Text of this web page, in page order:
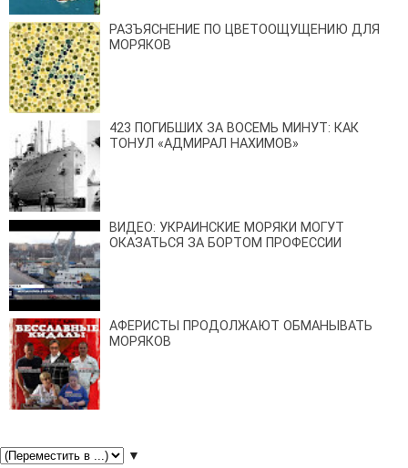
РАЗЪЯСНЕНИЕ ПО ЦВЕТООЩУЩЕНИЮ ДЛЯ
МОРЯКОВ
423 ПОГИБШИХ ЗА ВОСЕМЬ МИНУТ: КАК
ТОНУЛ «АДМИРАЛ НАХИМОВ»
ВИДЕО: УКРАИНСКИЕ МОРЯКИ МОГУТ
ОКАЗАТЬСЯ ЗА БОРТОМ ПРОФЕССИИ
АФЕРИСТЫ ПРОДОЛЖАЮТ ОБМАНЫВАТЬ
МОРЯКОВ
▼